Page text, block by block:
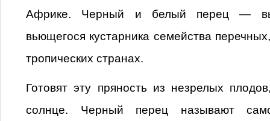
Африке. Черный и белый перец —
вьющегося кустарника семейства
тропических странах.
Готовят эту пряность из незрелых
солнце. Черный перец называют